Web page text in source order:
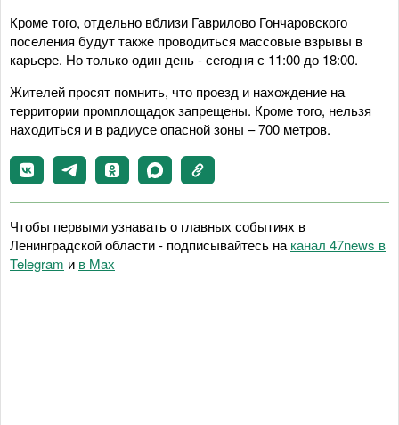
Кроме того, отдельно вблизи Гаврилово Гончаровского
поселения будут также проводиться массовые взрывы в
карьере. Но только один день - сегодня с 11:00 до 18:00.
Жителей просят помнить, что проезд и нахождение на
территории промплощадок запрещены. Кроме того, нельзя
находиться и в радиусе опасной зоны – 700 метров.
Чтобы первыми узнавать о главных событиях в
Ленинградской области - подписывайтесь на канал 47news в
Telegram и в Maх